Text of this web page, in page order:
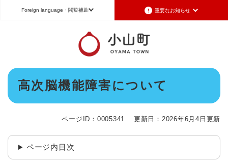
メニューを飛ばして本文へ
Foreign language ・閲覧補助 重要なお知らせ
重要なお知らせ
令和8年6月26日発生の地震被害に対する支援制度のお知らせ
2026年6月28日更新
地震による断水は6月28日午後5時に復旧しました
2026年6月28日更新
2026年6月28日更新
令和8年6月27日21時 災害警戒体制を廃止しました
Foreign language
日本語（Japanese） English（英語）
中文（簡体字）
Português（ポルトガル語）
한국어（韓国語）
標準 拡大 背景色変更 白 黒 青
本
高次脳機能障害について
ページID：0005341 更新日：2026年6月4日更新
ページ内目次